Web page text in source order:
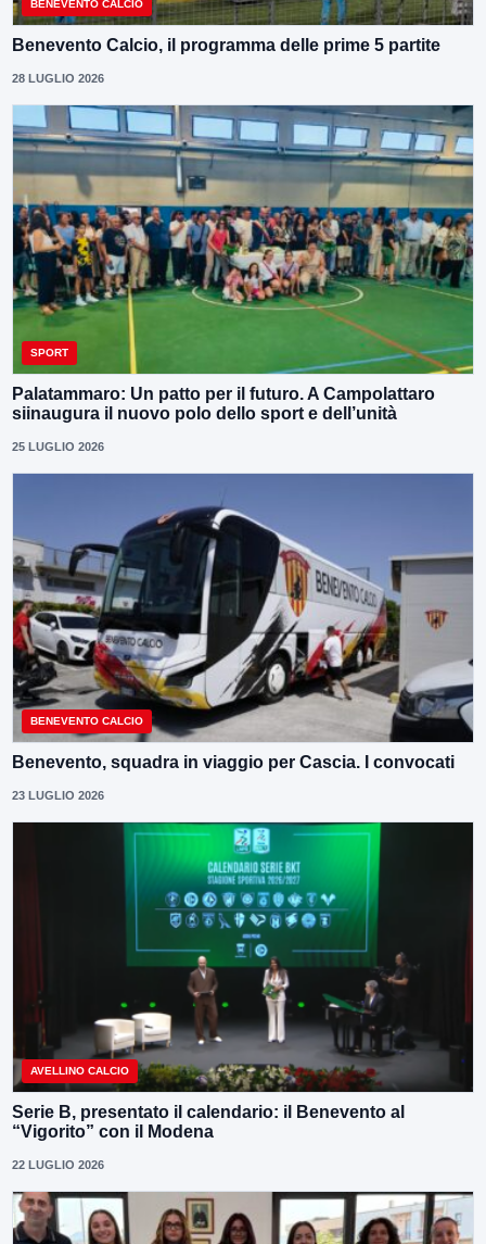
BENEVENTO CALCIO
Benevento Calcio, il programma delle prime 5 partite
28 LUGLIO 2026
SPORT
Palatammaro: Un patto per il futuro. A Campolattaro
siinaugura il nuovo polo dello sport e dell’unità
25 LUGLIO 2026
BENEVENTO CALCIO
Benevento, squadra in viaggio per Cascia. I convocati
23 LUGLIO 2026
AVELLINO CALCIO
Serie B, presentato il calendario: il Benevento al
“Vigorito” con il Modena
22 LUGLIO 2026